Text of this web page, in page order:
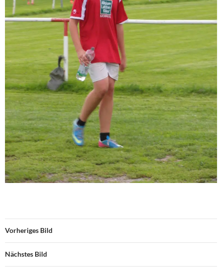
Vorheriges Bild
Nächstes Bild